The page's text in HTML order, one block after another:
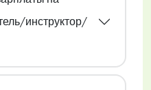
инструктор/